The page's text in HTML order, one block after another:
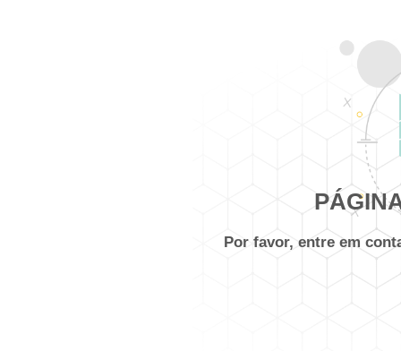
Por favor, entre em